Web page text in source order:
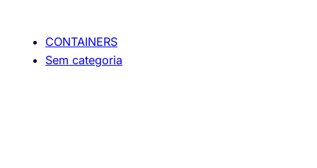
CONTAINERS
Sem categoria